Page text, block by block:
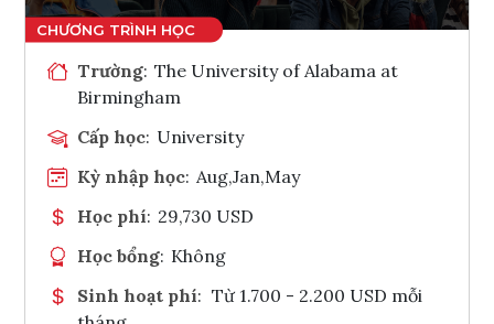
Trường: The University of Alabama at
Birmingham
Cấp học: University
Kỳ nhập học: Aug,Jan,May
Học phí: 29,730 USD
Học bổng: Không
Sinh hoạt phí: Từ 1.700 - 2.200 USD mỗi